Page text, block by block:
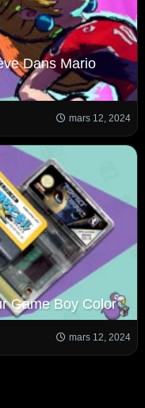
Dans Mario
mars 12, 2024
Game Boy Color
mars 12, 2024